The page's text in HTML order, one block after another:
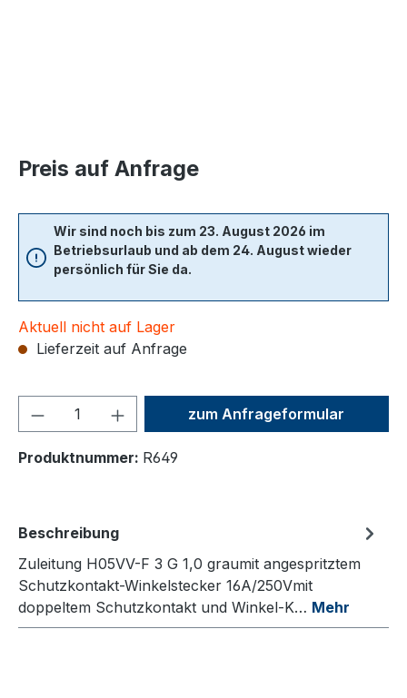
Preis auf Anfrage
Wir sind noch bis zum 23. August 2026 im
Betriebsurlaub und ab dem 24. August wieder
persönlich für Sie da.
Aktuell nicht auf Lager
Lieferzeit auf Anfrage
Produkt Anzahl: Gib den
zum Anfrageformular
Produktnummer: R649
Beschreibung
Zuleitung H05VV-F 3 G 1,0 graumit angespritztem
Schutzkontakt-Winkelstecker 16A/250Vmit
doppeltem Schutzkontakt und Winkel-K… Mehr